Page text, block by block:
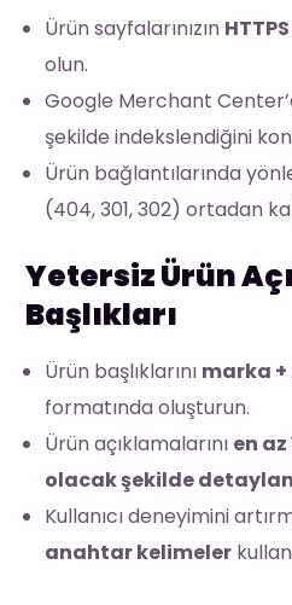
Ürün sayfalarınızın
olun.
Google Merchant
şekilde indekslendiğini
Ürün bağlantılarında
(404, 301, 302) ortadan
Yetersiz Ürün
Başlıkları
Ürün başlıklarını marka
formatında oluşturun.
Ürün açıklamalarını en
olacak şekilde
Kullanıcı deneyimini
anahtar kelimeler